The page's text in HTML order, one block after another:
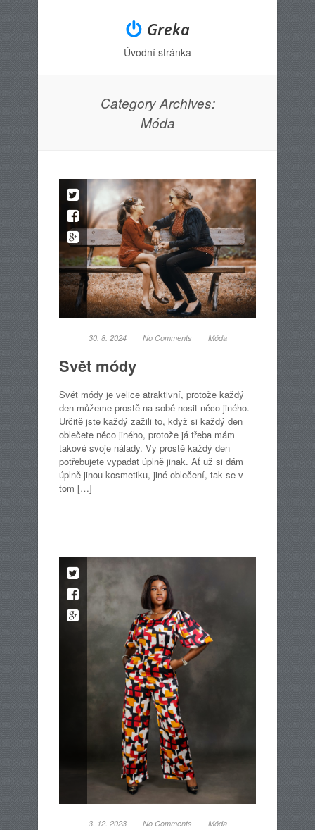
Greka
Skip to contentÚvodní stránka
Category Archives:
Móda
30. 8. 2024 No Comments Móda
Svět módy
Svět módy je velice atraktivní, protože každý
den můžeme prostě na sobě nosit něco jiného.
Určitě jste každý zažili to, když si každý den
oblečete něco jiného, protože já třeba mám
takové svoje nálady. Vy prostě každý den
potřebujete vypadat úplně jinak. Ať už si dám
úplně jinou kosmetiku, jiné oblečení, tak se v
tom […]
3. 12. 2023 No Comments Móda